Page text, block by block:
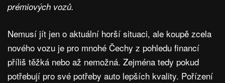
prémiových vozů.
Nemusí jít jen o aktuální horší situaci, ale koupě zcela
nového vozu je pro mnohé Čechy z pohledu financí
příliš těžká nebo až nemožná. Zejména tedy pokud
potřebují pro své potřeby auto lepších kvality. Pořízení